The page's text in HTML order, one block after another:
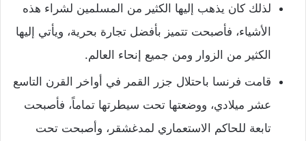
لذلك كان يذهب إليها الكثير من المسلمين لشراء هذه
الأشياء، فأصبحت تتميز بأفضل تجارة بحرية، ويأتي إليها
الكثير من الزوار ومن جميع إنحاء العالم.
قامت فرنسا باحتلال جزر القمر في أواخر القرن التاسع
عشر ميلادي، ووضعتها تحت سيطرتها تماماً، فأصبحت
تابعة للحاكم الاستعماري لمدغشقر، وأصبحت تحت